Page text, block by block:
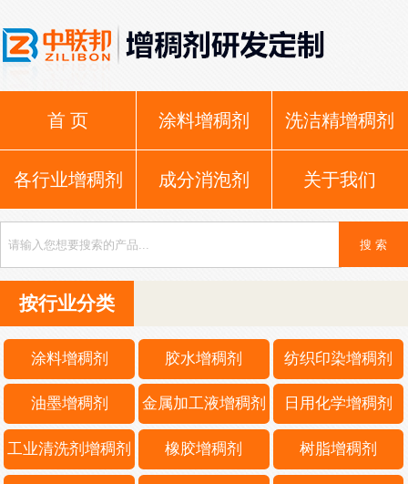
首 页 涂料增稠剂 洗洁精增稠剂
各行业增稠剂 成分消泡剂 关于我们
按行业分类
涂料增稠剂 胶水增稠剂 纺织印染增稠剂
油墨增稠剂 金属加工液增稠剂 日用化学增稠剂
工业清洗剂增稠剂 橡胶增稠剂 树脂增稠剂